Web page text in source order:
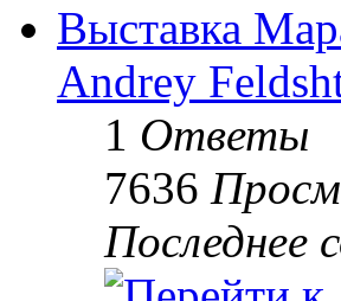
Выставка
Andrey
1 Ответы
7636
Последнее